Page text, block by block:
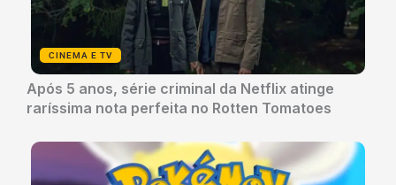
CINEMA E TV
Após 5 anos, série criminal da Netflix atinge
raríssima nota perfeita no Rotten Tomatoes